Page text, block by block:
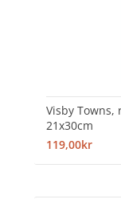
Visby Towns,
21x30cm
119,00kr